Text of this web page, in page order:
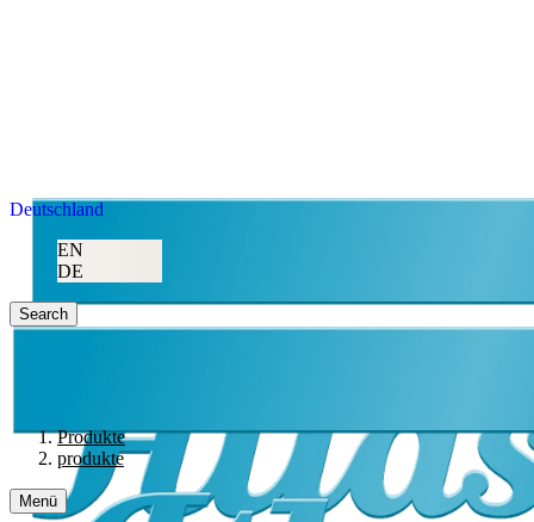
Deutschland
EN
DE
Search
Produkte
produkte
Menü